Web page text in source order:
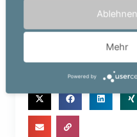
m.stanka@powerserv.at
Ablehnen
Mehr
Powered by